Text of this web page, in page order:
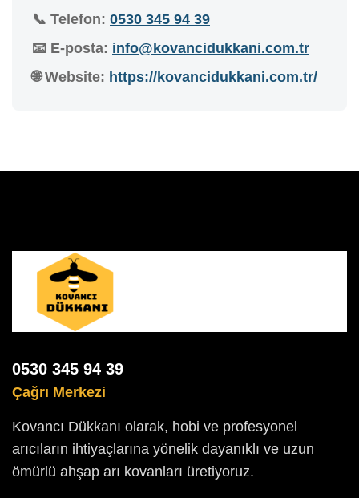
📞 Telefon: 0530 345 94 39
📧 E-posta: info@kovancidukkani.com.tr
🌐 Website: https://kovancidukkani.com.tr/
0530 345 94 39
Çağrı Merkezi
Kovancı Dükkanı olarak, hobi ve profesyonel
arıcıların ihtiyaçlarına yönelik dayanıklı ve uzun
ömürlü ahşap arı kovanları üretiyoruz.